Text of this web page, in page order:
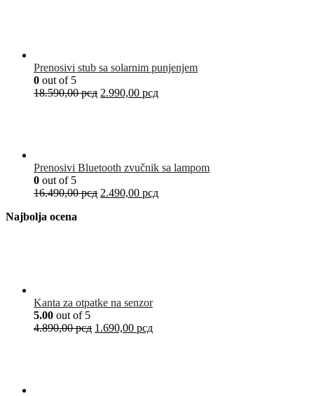
Prenosivi stub sa solarnim punjenjem
0 out of 5
18.590,00рсд 2.990,00 рсд
Prenosivi Bluetooth zvučnik sa lampom
0 out of 5
16.490,00рсд 2.490,00 рсд
Najbolja ocena
Kanta za otpatke na senzor
5.00 out of 5
4.890,00рсд 1.690,00 рсд